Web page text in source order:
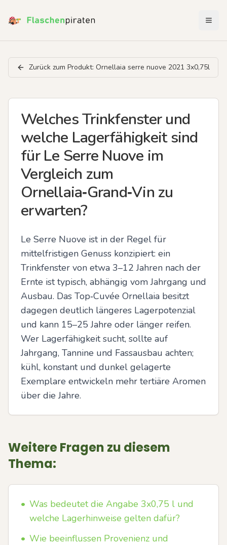
Zurück zum Produkt: Ornellaia serre nuove 2021 3x0,75l
Welches Trinkfenster und
welche Lagerfähigkeit sind
für Le Serre Nuove im
Vergleich zum
Ornellaia‑Grand‑Vin zu
erwarten?
Le Serre Nuove ist in der Regel für
mittelfristigen Genuss konzipiert: ein
Trinkfenster von etwa 3–12 Jahren nach der
Ernte ist typisch, abhängig vom Jahrgang und
Ausbau. Das Top‑Cuvée Ornellaia besitzt
dagegen deutlich längeres Lagerpotenzial
und kann 15–25 Jahre oder länger reifen.
Wer Lagerfähigkeit sucht, sollte auf
Jahrgang, Tannine und Fassausbau achten;
kühl, konstant und dunkel gelagerte
Exemplare entwickeln mehr tertiäre Aromen
über die Jahre.
Weitere Fragen zu diesem
Thema:
• Was bedeutet die Angabe 3x0,75 l und
welche Lagerhinweise gelten dafür?
• Wie beeinflussen Provenienz und